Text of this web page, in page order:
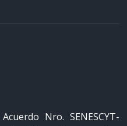
Nro. SENESCYT-